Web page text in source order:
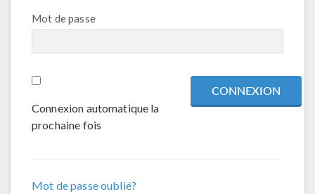
Mot de passe
Connexion automatique la
prochaine fois
Mot de passe oublié?